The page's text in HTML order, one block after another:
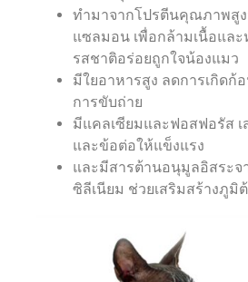
ทำมาจากโปรตีนคุณภาพสูง
แซลมอน เพื่อกล้ามเนื้อและ
รสชาติอร่อยถูกใจน้องแมว
มีใยอาหารสูง ลดการเกิดก้
การขับถ่าย
มีแคลเซียมและฟอสฟอรัส เ
และข้อต่อให้แข็งแรง
และมีสารต้านอนุมูลอิสระจ
ซิลีเนียม ช่วยเสริมสร้างภูมิ